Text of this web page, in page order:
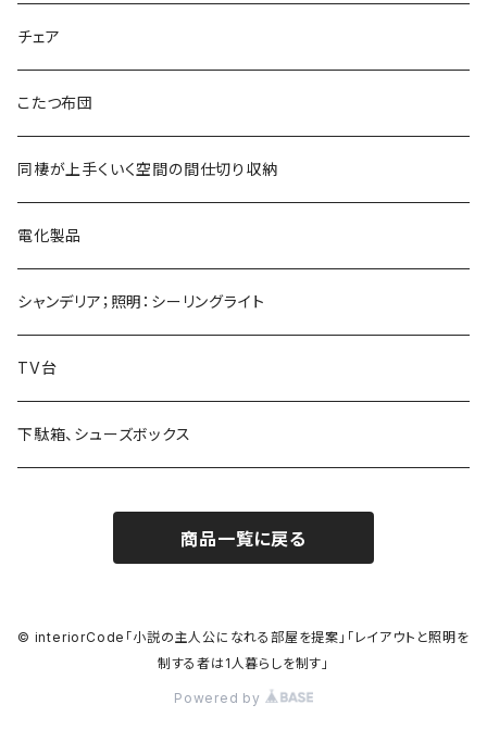
チェア
こたつ布団
同棲が上手くいく空間の間仕切り収納
電化製品
シャンデリア；照明：シーリングライト
TV台
下駄箱、シューズボックス
商品一覧に戻る
© interiorCode「小説の主人公になれる部屋を提案」「レイアウトと照明を
制する者は1人暮らしを制す」
Powered by